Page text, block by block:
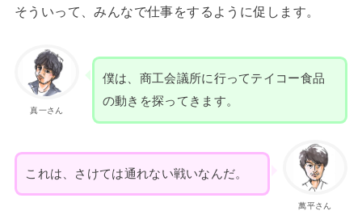
そういって、みんなで仕事をするように促します。
真一さん
僕は、商工会議所に行ってテイコー食品
の動きを探ってきます。
萬平さん
これは、さけては通れない戦いなんだ。